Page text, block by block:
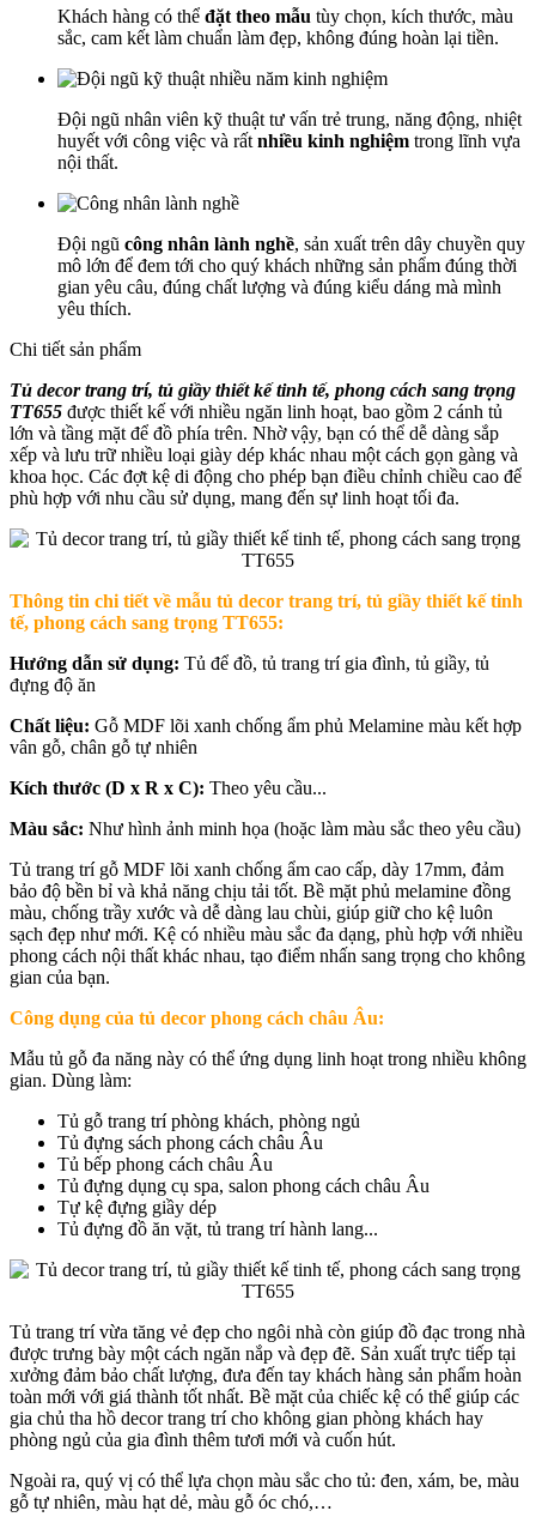
Khách hàng có thể đặt theo mẫu tùy chọn, kích thước, màu
sắc, cam kết làm chuẩn làm đẹp, không đúng hoàn lại tiền.
Đội ngũ nhân viên kỹ thuật tư vấn trẻ trung, năng động, nhiệt
huyết với công việc và rất nhiều kinh nghiệm trong lĩnh vựa
nội thất.
Đội ngũ công nhân lành nghề, sản xuất trên dây chuyền quy
mô lớn để đem tới cho quý khách những sản phẩm đúng thời
gian yêu câu, đúng chất lượng và đúng kiểu dáng mà mình
yêu thích.
Chi tiết sản phẩm
Tủ decor trang trí, tủ giầy thiết kế tinh tế, phong cách sang trọng
TT655 được thiết kế với nhiều ngăn linh hoạt, bao gồm 2 cánh tủ
lớn và tầng mặt để đồ phía trên. Nhờ vậy, bạn có thể dễ dàng sắp
xếp và lưu trữ nhiều loại giày dép khác nhau một cách gọn gàng và
khoa học. Các đợt kệ di động cho phép bạn điều chỉnh chiều cao để
phù hợp với nhu cầu sử dụng, mang đến sự linh hoạt tối đa.
Thông tin chi tiết về mẫu tủ decor trang trí, tủ giầy thiết kế tinh
tế, phong cách sang trọng TT655:
Hướng dẫn sử dụng: Tủ để đồ, tủ trang trí gia đình, tủ giầy, tủ
đựng độ ăn
Chất liệu: Gỗ MDF lõi xanh chống ẩm phủ Melamine màu kết hợp
vân gỗ, chân gỗ tự nhiên
Kích thước (D x R x C): Theo yêu cầu...
Màu sắc: Như hình ảnh minh họa (hoặc làm màu sắc theo yêu cầu)
Tủ trang trí gỗ MDF lõi xanh chống ẩm cao cấp, dày 17mm, đảm
bảo độ bền bỉ và khả năng chịu tải tốt. Bề mặt phủ melamine đồng
màu, chống trầy xước và dễ dàng lau chùi, giúp giữ cho kệ luôn
sạch đẹp như mới. Kệ có nhiều màu sắc đa dạng, phù hợp với nhiều
phong cách nội thất khác nhau, tạo điểm nhấn sang trọng cho không
gian của bạn.
Công dụng của tủ decor phong cách châu Âu:
Mẫu tủ gỗ đa năng này có thể ứng dụng linh hoạt trong nhiều không
gian. Dùng làm:
Tủ gỗ trang trí phòng khách, phòng ngủ
Tủ đựng sách phong cách châu Âu
Tủ bếp phong cách châu Âu
Tủ đựng dụng cụ spa, salon phong cách châu Âu
Tự kệ đựng giầy dép
Tủ đựng đồ ăn vặt, tủ trang trí hành lang...
Tủ trang trí vừa tăng vẻ đẹp cho ngôi nhà còn giúp đồ đạc trong nhà
được trưng bày một cách ngăn nắp và đẹp đẽ. Sản xuất trực tiếp tại
xưởng đảm bảo chất lượng, đưa đến tay khách hàng sản phẩm hoàn
toàn mới với giá thành tốt nhất. Bề mặt của chiếc kệ có thể giúp các
gia chủ tha hồ decor trang trí cho không gian phòng khách hay
phòng ngủ của gia đình thêm tươi mới và cuốn hút.
Ngoài ra, quý vị có thể lựa chọn màu sắc cho tủ: đen, xám, be, màu
gỗ tự nhiên, màu hạt dẻ, màu gỗ óc chó,…